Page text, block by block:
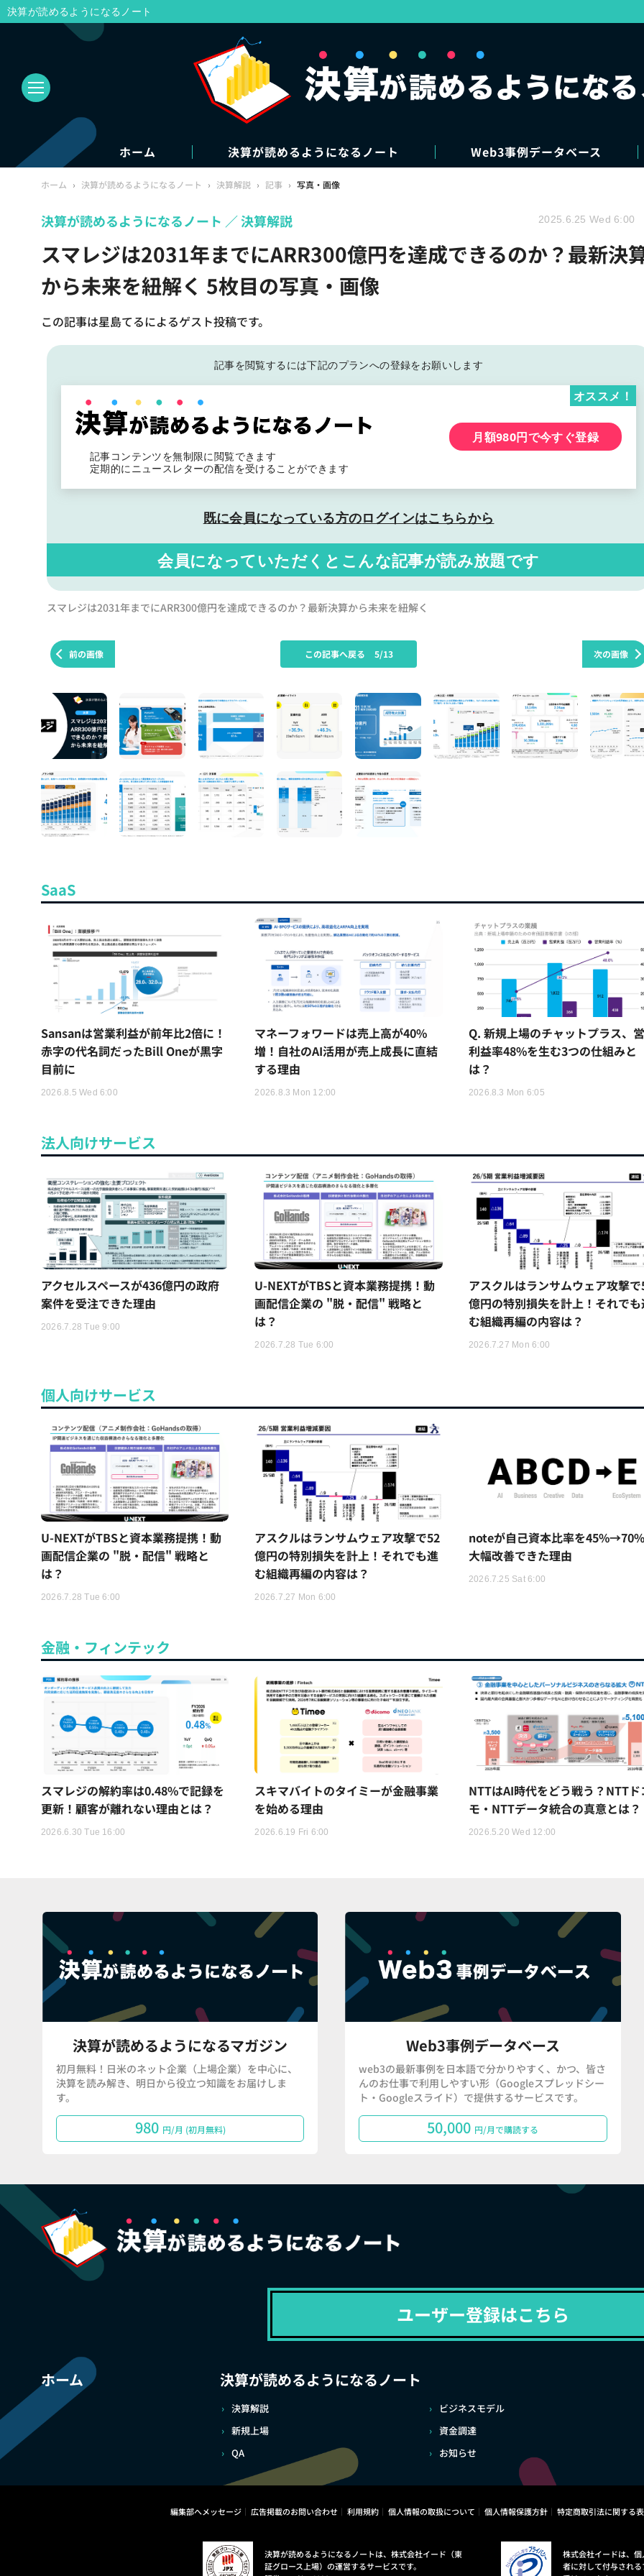
ホーム 決算が読めるようになるノート Web3事例データベース
ホーム › 決算が読めるようになるノート › 決算解説 › 記事 › 写真・画像
スマレジは2031年までにARR300億円を達成できるのか？最新決
から未来を紐解く 5枚目の写真・画像
この記事は星島てるによるゲスト投稿です。
決算が読めるようになるノート 決算解説 2025.6.25 Wed 6:00
記事を閲覧するには下記のプランへの登録をお願いします
記事コンテンツを無制限に閲覧できます
定期的にニュースレターの配信を受けることができます
オススメ！
月額980円で今すぐ登録
既に会員になっている方のログインはこちらから
会員になっていただくと こんな記事が読み放題です
スマレジは2031年までにARR300億円を達成できるのか？最新決算から未来を紐解く
前の画像 次の画像
この記事へ戻る 5/13
SaaS
Sansanは営業利益が前年比2倍に！
赤字の代名詞だったBill Oneが黒字
目前に
2026.8.5 Wed 6:00
マネーフォワードは売上高が40%
増！自社のAI活用が売上成長に直結
する理由
2026.8.3 Mon 12:00
Q. 新規上場のチャットプラス、
利益率48%を生む3つの仕組みと
は？
2026.8.3 Mon 6:05
法人向けサービス
アクセルスペースが436億円の政府
案件を受注できた理由
2026.7.28 Tue 9:00
U-NEXTがTBSと資本業務提携！動
画配信企業の "脱・配信" 戦略と
は？
2026.7.28 Tue 6:00
アスクルはランサムウェア攻撃
億円の特別損失を計上！それでも
む組織再編の内容は？
2026.7.27 Mon 6:00
個人向けサービス
U-NEXTがTBSと資本業務提携！動
画配信企業の "脱・配信" 戦略と
は？
2026.7.28 Tue 6:00
アスクルはランサムウェア攻撃で52
億円の特別損失を計上！それでも進
む組織再編の内容は？
2026.7.27 Mon 6:00
noteが自己資本比率を
大幅改善できた理由
2026.7.25 Sat 6:00
金融・フィンテック
スマレジの解約率は0.48%で記録を
更新！顧客が離れない理由とは？
2026.6.30 Tue 16:00
スキマバイトのタイミーが金融事業
を始める理由
2026.6.19 Fri 6:00
NTTはAI時代をどう戦う？NTTド
モ・NTTデータ統合の真意とは？
2026.5.20 Wed 12:00
決算が読めるようになるマガジン
初月無料！日米のネット企業（上場企業）を中心に、
決算を読み解き、明日から役立つ知識をお届けしま
す。
980 円/月 (初月無料)
Web3事例データベース
web3の最新事例を日本語で分かりやすく、かつ、皆さ
んのお仕事で利用しやすい形（Googleスプレッドシー
ト・Googleスライド）で提供するサービスです。
50,000 円/月で購読する
ユーザー登録はこちら
ホーム 決算が読めるようになるノート
決算解説
ビジネスモデル
新規上場
資金調達
QA
お知らせ
編集部へメッセージ 広告掲載のお問い合わせ 利用規約 個人情報の取扱について 個人情報保護方針 特定商取引法に関する
決算が読めるようになるノートは、株式会社イード（東
証グロース上場）の運営するサービスです。
株式会社イードは、
者に対して付与され
決算が読めるようになるノート